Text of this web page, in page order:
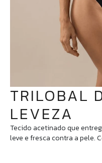
TRILOBAL
LEVEZA
Tecido acetinado que
leve e fresca contra a pele.